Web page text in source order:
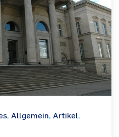
, Allgemein, Artikel,